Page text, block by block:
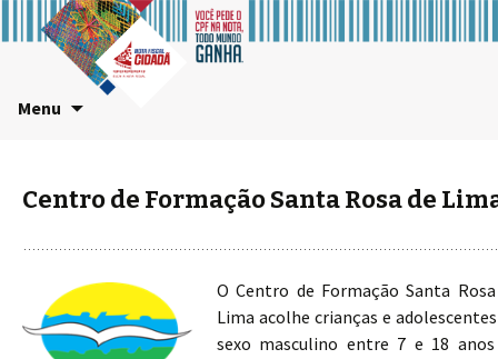
Menu
conteúdo
Centro de Formação Santa Rosa de
O Centro de Formação Santa
Lima acolhe crianças e
sexo masculino entre 7 e 18